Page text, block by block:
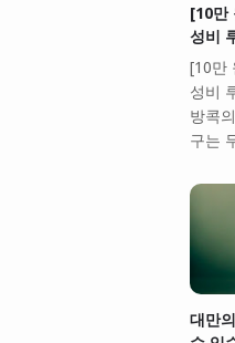
[10만
성비
[10만
성비
방콕
구는
대만